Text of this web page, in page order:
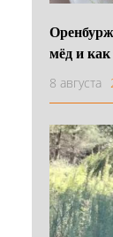
мёд и
8 августа